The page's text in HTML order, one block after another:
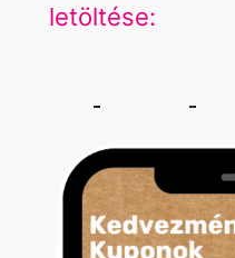
letöltése: